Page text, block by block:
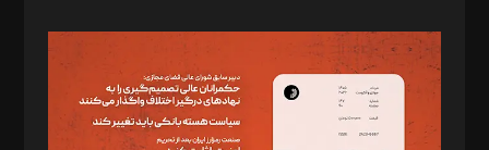
مدیر مسئول: محمدباقر اثنی‌عشری
سردبیر: مهرک محمودی
دبیر تحریریه: میثم قاسمی
د‌بیر ناداستان: سمانه سمیع